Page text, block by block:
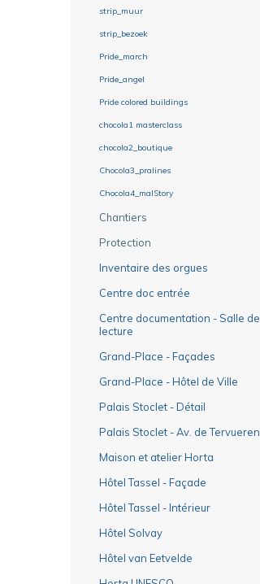
strip_muur
strip_bezoek
Pride_march
Pride_angel
Pride colored buildings
chocola1 masterclass
chocola2_boutique
Chocola3_pralines
Chocola4_malStory
Chantiers
Protection
Inventaire des orgues
Centre doc entrée
Centre documentation - Salle de
lecture
Grand-Place - Façades
Grand-Place - Hôtel de Ville
Palais Stoclet - Détail
Palais Stoclet - Av. de Tervueren
Maison et atelier Horta
Hôtel Tassel - Façade
Hôtel Tassel - Intérieur
Hôtel Solvay
Hôtel van Eetvelde